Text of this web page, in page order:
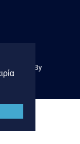
Powered By